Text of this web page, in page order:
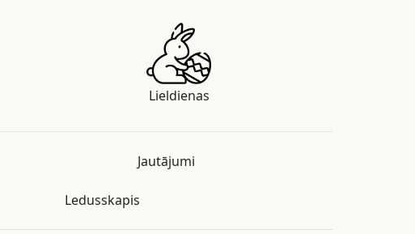
Lieldienas
Jautājumi
Ledusskapis